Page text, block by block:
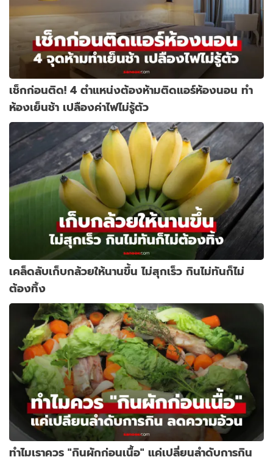
เช็กก่อนติด! 4 ตำแหน่งต้องห้ามติดแอร์ห้องนอน ทำ
ห้องเย็นช้า เปลืองค่าไฟไม่รู้ตัว
เคล็ดลับเก็บกล้วยให้นานขึ้น ไม่สุกเร็ว กินไม่ทันก็ไม่
ต้องทิ้ง
ทำไมเราควร "กินผักก่อนเนื้อ" แค่เปลี่ยนลำดับการกิน